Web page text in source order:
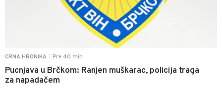
CRNA HRONIKA Pre 40 min
Pucnjava u Brčkom: Ranjen muškarac, policija traga
za napadačem